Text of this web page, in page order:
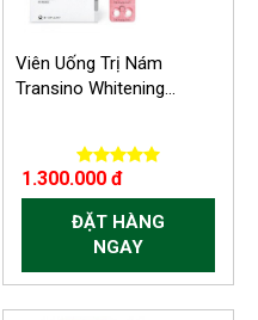
Viên Uống Trị Nám
Transino Whitening...
1.300.000 đ
ĐẶT HÀNG
NGAY